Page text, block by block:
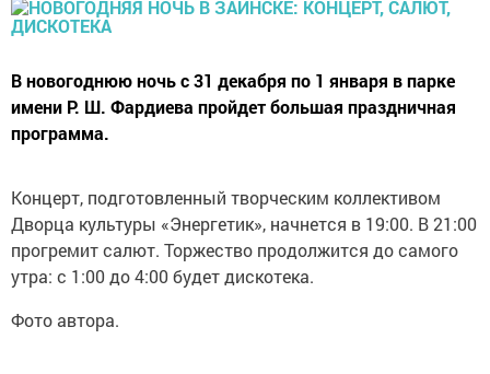
В новогоднюю ночь с 31 декабря по 1 января в парке
имени Р. Ш. Фардиева пройдет большая праздничная
программа.
Концерт, подготовленный творческим коллективом
Дворца культуры «Энергетик», начнется в 19:00. В 21:00
прогремит салют. Торжество продолжится до самого
утра: с 1:00 до 4:00 будет дискотека.
Фото автора.